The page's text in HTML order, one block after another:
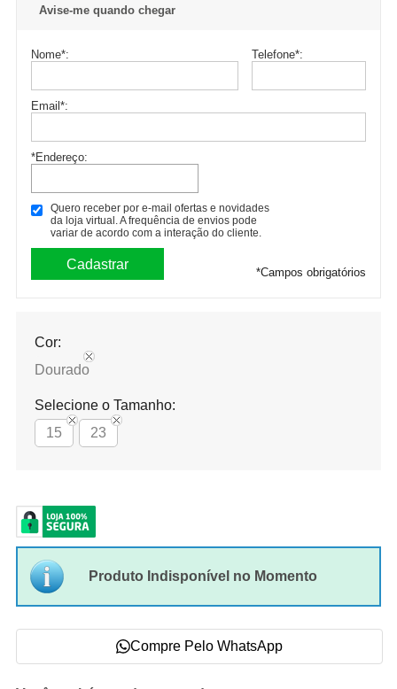
Avise-me quando chegar
Nome*: Telefone*:
Email *:
*Endereço:
Quero receber por e-mail ofertas e novidades
da loja virtual. A frequência de envios pode
variar de acordo com a interação do cliente.
*Campos obrigatórios
Cor:
Dourado
Selecione o Tamanho:
15
23
Produto Indisponível no Momento
Compre Pelo WhatsApp